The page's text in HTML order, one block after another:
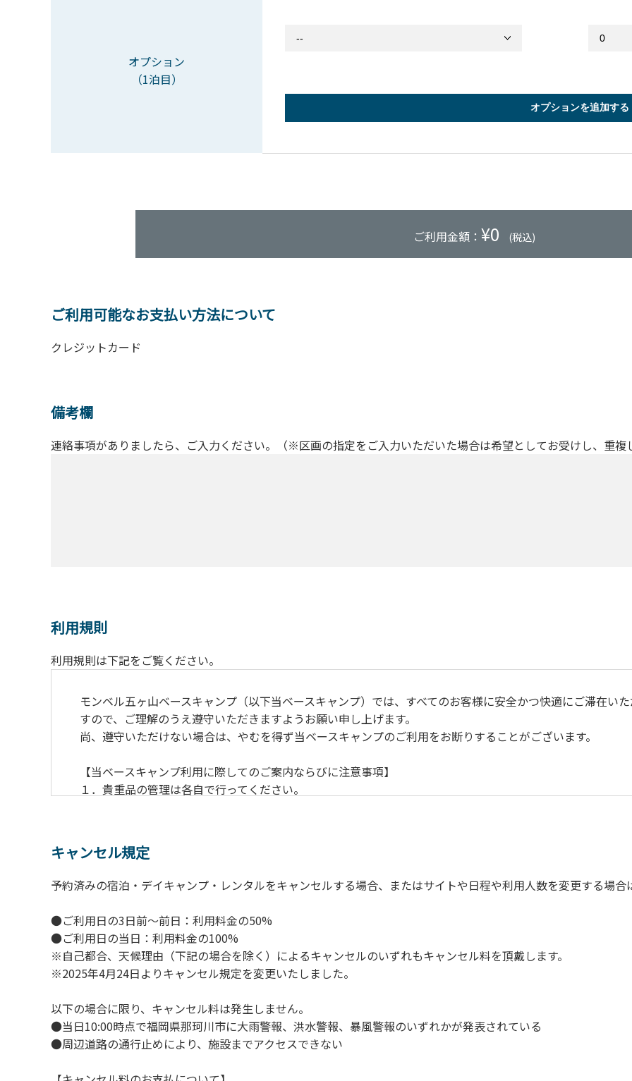
オプション
（1泊目）
オプションを追加する
ご利用金額： ¥0 (税込)
ご利用可能なお支払い方法について
クレジットカード
備考欄
連絡事項がありましたら、ご入力ください。（※区画の指定をご入力いただいた場合は希望としてお受けし、重複
利用規則
利用規則は下記をご覧ください。
モンベル五ヶ山ベースキャンプ（以下当ベースキャンプ）では、すべてのお客様に安全かつ快適にご滞在い
すので、ご理解のうえ遵守いただきますようお願い申し上げます。
尚、遵守いただけない場合は、やむを得ず当ベースキャンプのご利用をお断りすることがございます。
【当ベースキャンプ利用に際してのご案内ならびに注意事項】
１．貴重品の管理は各自で行ってください。
４．当ベースキャンプ内を車で移動する場合は徐行運転（5ｋｍ/ｈ以下）を行なってください。
５．駐車車輌のダッシュボードに受付時お渡しする駐車プレートを掲示してください。
６．ゴミは指定のゴミ袋に分別した上で、指定の場所へ捨ててください。
７．BBQ及び焚火台の灰につきましては鎮火を確認した上で指定の回収場所へ廃棄してください。
８．ペットの糞は燃えるごみとして処理してください。
９．暴力団等反社会勢力及びその関係者ならびに公共の秩序、善良の風俗に反する恐れのある場合には、ご利
１０．不可抗力以外の事由により建造物、家具、備品、その他の物品を損傷、紛失、汚染させた場合には、
１１．当ベースキャンプ内（駐車場を含む）での事故や盗難などにつきましては、一切の責任を負いかねます
１２．車中で宿泊される場合は、必ずエンジンを停止してください。
１３．キャンプ場外灯の消灯時間は21時です。
１４．21時～翌朝６時の間キャンプ場内での車輌の移動はご遠慮ください。
１５．指定の場所で喫煙してください。
【当ベースキャンプでの禁止事項】
キャンセル規定
予約済みの宿泊・デイキャンプ・レンタルをキャンセルする場合、またはサイトや日程や利用人数を変更する場合
●ご利用日の3日前～前日：利用料金の50%
●ご利用日の当日：利用料金の100%
※自己都合、天候理由（下記の場合を除く）によるキャンセルのいずれもキャンセル料を頂戴します。
※2025年4月24日よりキャンセル規定を変更いたしました。
以下の場合に限り、キャンセル料は発生しません。
●当日10:00時点で福岡県那珂川市に大雨警報、洪水警報、暴風警報のいずれかが発表されている
●周辺道路の通行止めにより、施設までアクセスできない